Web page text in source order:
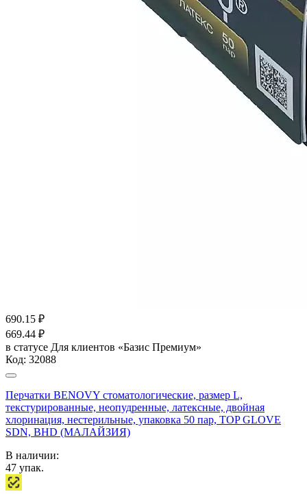
690.15 ₽
669.44 ₽
в статусе Для клиентов «Базис Премиум»
Код: 32088
Перчатки BENOVY стоматологические, размер L,
текстурированные, неопудренные, латексные, двойная
хлоринация, нестерильные, упаковка 50 пар, TOP GLOVE
SDN, BHD (МАЛАЙЗИЯ)
В наличии:
47 упак.